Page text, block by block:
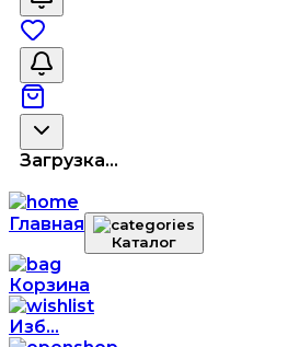
Загрузка...
Главная
Каталог
Корзина
Изб...